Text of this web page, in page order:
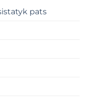
pats